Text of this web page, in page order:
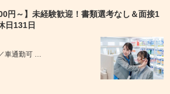
円～】未経験歓迎！書類選考なし＆面接1
日131日
車通勤可 …